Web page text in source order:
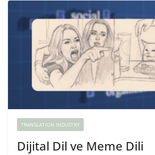
TRANSLATION INDUSTRY
Dijital Dil ve Meme Dili